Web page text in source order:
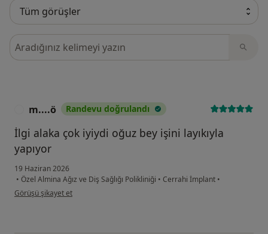
Görüşler içerisinde ara
m....ö Randevu doğrulandı
İlgi alaka çok iyiydi oğuz bey işini layıkıyla
yapıyor
19 Haziran 2026
• Özel Almina Ağız ve Diş Sağlığı Polikliniği • Cerrahi İmplant •
kullanıcının görüşüne göre m....ö
Görüşü şikayet et